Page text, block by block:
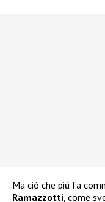
Ma ciò che più fa
Ramazzotti, come